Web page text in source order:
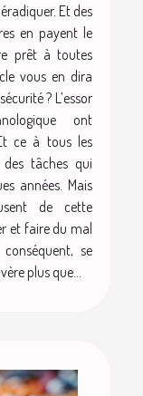
Et des
en payent le
prêt à toutes
vous en dira
? L’essor
ont
ce à tous les
tâches qui
années. Mais
de cette
et faire du mal
se
plus que...